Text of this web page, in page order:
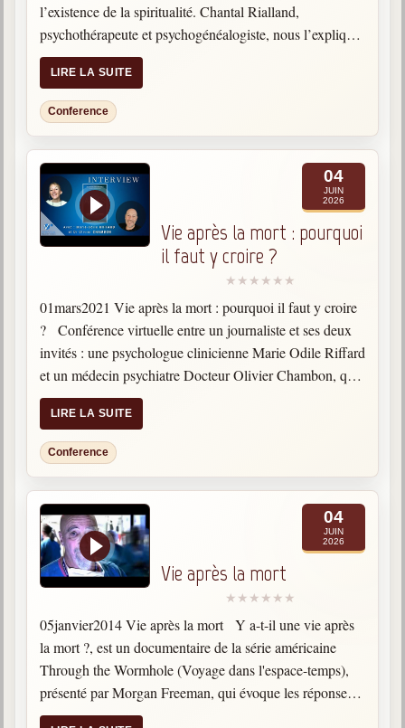
l’existence de la spiritualité. Chantal Rialland,
psychothérapeute et psychogénéalogiste, nous l’explique.
C’est un chemin fait de vigilance, de simplicité et de joie
et qui nous…
LIRE LA SUITE
Conference
04
JUIN
2026
Vie après la mort : pourquoi
il faut y croire ?
01mars2021 Vie après la mort : pourquoi il faut y croire
? Conférence virtuelle entre un journaliste et ses deux
invités : une psychologue clinicienne Marie Odile Riffard
et un médecin psychiatre Docteur Olivier Chambon, qui
ont écrit un livre "La…
LIRE LA SUITE
Conference
04
JUIN
2026
Vie après la mort
05janvier2014 Vie après la mort Y a-t-il une vie après
la mort ?, est un documentaire de la série américaine
Through the Wormhole (Voyage dans l'espace-temps),
présenté par Morgan Freeman, qui évoque les réponses
scientifiques à cette question que chaque humain…